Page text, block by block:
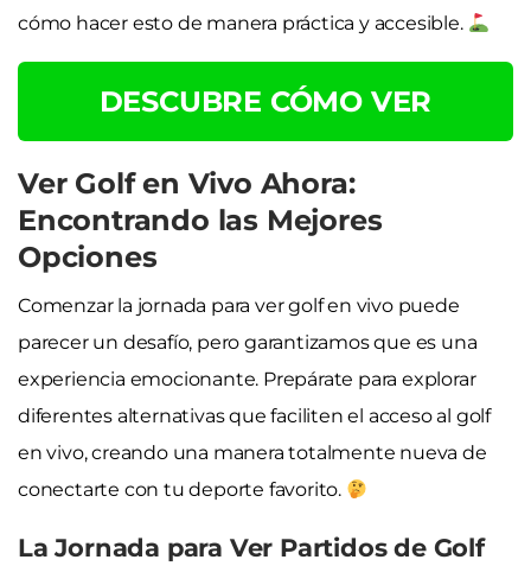
cómo hacer esto de manera práctica y accesible.
DESCUBRE CÓMO VER
Ver Golf en Vivo Ahora:
Encontrando las Mejores
Opciones
Comenzar la jornada para ver golf en vivo puede
parecer un desafío, pero garantizamos que es una
experiencia emocionante. Prepárate para explorar
diferentes alternativas que faciliten el acceso al golf
en vivo, creando una manera totalmente nueva de
conectarte con tu deporte favorito.
La Jornada para Ver Partidos de Golf